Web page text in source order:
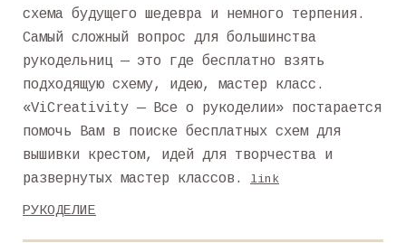
схема будущего шедевра и немного терпения.
Самый сложный вопрос для большинства
рукодельниц — это где бесплатно взять
подходящую схему, идею, мастер класс.
«ViCreativity — Все о рукоделии» постарается
помочь Вам в поиске бесплатных схем для
вышивки крестом, идей для творчества и
развернутых мастер классов.
link
РУКОДЕЛИЕ